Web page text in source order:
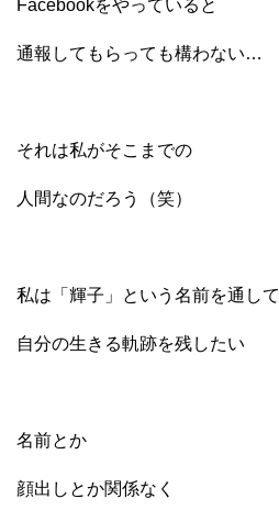
Facebookをやっていると
通報してもらっても構わない…
それは私がそこまでの
人間なのだろう（笑）
私は「輝子」という名前を通して
自分の生きる軌跡を残したい
名前とか
顔出しとか関係なく